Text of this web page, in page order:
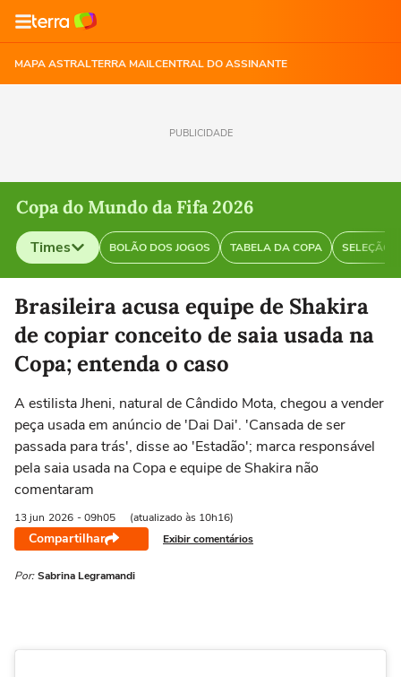
MAPA ASTRALTERRA MAILCENTRAL DO ASSINANTE
PUBLICIDADE
Copa do Mundo da Fifa 2026
Times BOLÃO DOS JOGOS TABELA DA COPA SELEÇÃO
Selecione o time para ver as notícias
Brasileira acusa equipe de Shakira
de copiar conceito de saia usada na
Copa; entenda o caso
A estilista Jheni, natural de Cândido Mota, chegou a vender
peça usada em anúncio de 'Dai Dai'. 'Cansada de ser
passada para trás', disse ao 'Estadão'; marca responsável
pela saia usada na Copa e equipe de Shakira não
comentaram
13 jun 2026 - 09h05 (atualizado às 10h16)
Compartilhar Exibir comentários
Por: Sabrina Legramandi